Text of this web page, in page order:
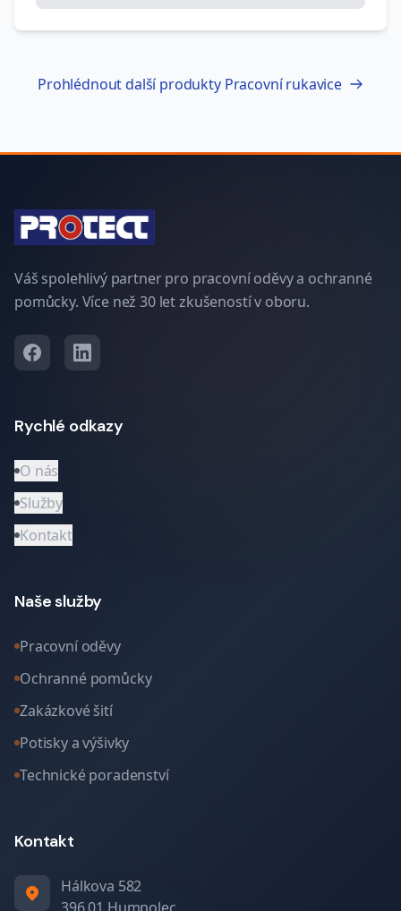
Prohlédnout další produkty Pracovní rukavice
Váš spolehlivý partner pro pracovní oděvy a ochranné
pomůcky. Více než 30 let zkušeností v oboru.
Rychlé odkazy
O nás
Služby
Kontakt
Naše služby
Pracovní oděvy
Ochranné pomůcky
Zakázkové šití
Potisky a výšivky
Technické poradenství
Kontakt
Hálkova 582